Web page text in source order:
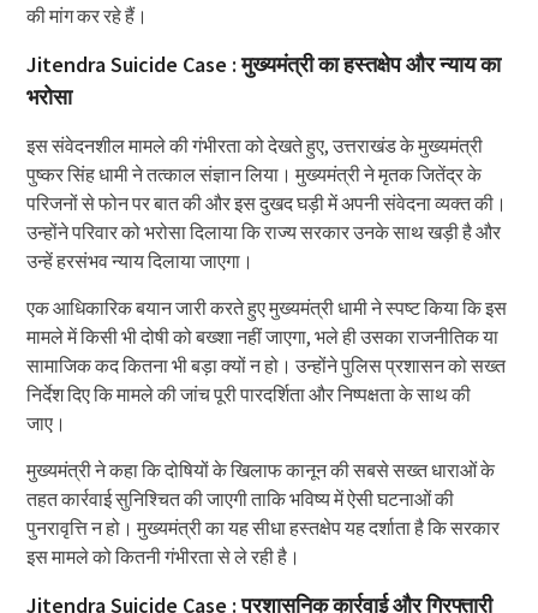
की मांग कर रहे हैं।
Jitendra Suicide Case : मुख्यमंत्री का हस्तक्षेप और न्याय का
भरोसा
इस संवेदनशील मामले की गंभीरता को देखते हुए, उत्तराखंड के मुख्यमंत्री
पुष्कर सिंह धामी ने तत्काल संज्ञान लिया। मुख्यमंत्री ने मृतक जितेंद्र के
परिजनों से फोन पर बात की और इस दुखद घड़ी में अपनी संवेदना व्यक्त की।
उन्होंने परिवार को भरोसा दिलाया कि राज्य सरकार उनके साथ खड़ी है और
उन्हें हरसंभव न्याय दिलाया जाएगा।
एक आधिकारिक बयान जारी करते हुए मुख्यमंत्री धामी ने स्पष्ट किया कि इस
मामले में किसी भी दोषी को बख्शा नहीं जाएगा, भले ही उसका राजनीतिक या
सामाजिक कद कितना भी बड़ा क्यों न हो। उन्होंने पुलिस प्रशासन को सख्त
निर्देश दिए कि मामले की जांच पूरी पारदर्शिता और निष्पक्षता के साथ की
जाए।
मुख्यमंत्री ने कहा कि दोषियों के खिलाफ कानून की सबसे सख्त धाराओं के
तहत कार्रवाई सुनिश्चित की जाएगी ताकि भविष्य में ऐसी घटनाओं की
पुनरावृत्ति न हो। मुख्यमंत्री का यह सीधा हस्तक्षेप यह दर्शाता है कि सरकार
इस मामले को कितनी गंभीरता से ले रही है।
Jitendra Suicide Case : प्रशासनिक कार्रवाई और गिरफ्तारी